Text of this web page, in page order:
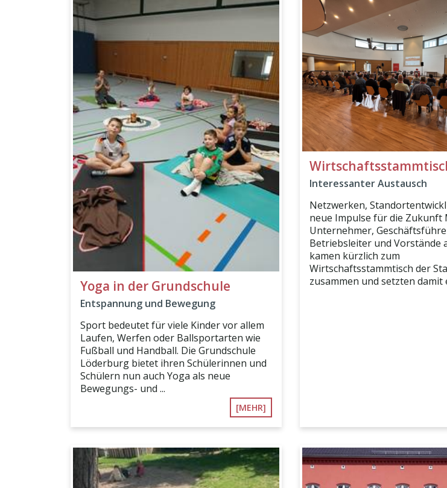
Yoga in der Grundschule
Entspannung und Bewegung
Sport bedeutet für viele Kinder vor allem
Laufen, Werfen oder Ballsportarten wie
Fußball und Handball. Die Grundschule
Löderburg bietet ihren Schülerinnen und
Schülern nun auch Yoga als neue
Bewegungs- und ...
[MEHR]
Interessanter Austausch
Netzwerken,
neue Impulse für die Zukunft
Unternehmer,
Betriebsleiter und Vorstände
kamen kürzlich zum
Wirtschaftsstammtisch der
zusammen und setzten damit